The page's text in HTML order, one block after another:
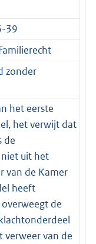
39
zonder
het eerste
het verwijt dat
de
uit het
van de Kamer
heeft
de
verweer van de